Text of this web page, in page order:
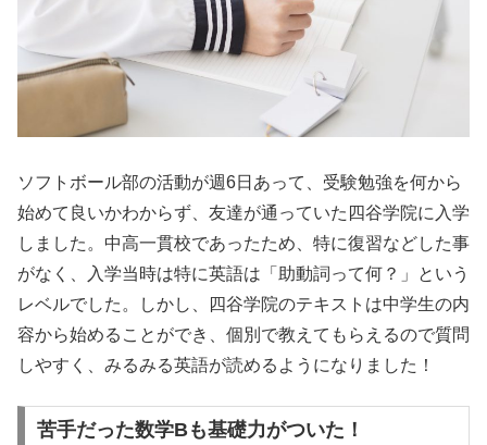
ソフトボール部の活動が週6日あって、受験勉強を何から
始めて良いかわからず、友達が通っていた四谷学院に入学
しました。中高一貫校であったため、特に復習などした事
がなく、入学当時は特に英語は「助動詞って何？」という
レベルでした。しかし、四谷学院のテキストは中学生の内
容から始めることができ、個別で教えてもらえるので質問
しやすく、みるみる英語が読めるようになりました！
苦手だった数学Bも基礎力がついた！